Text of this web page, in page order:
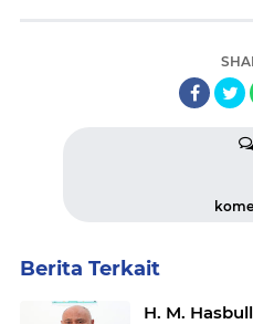
Berita Terkait
H. M.